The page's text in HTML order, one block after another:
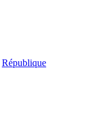
République